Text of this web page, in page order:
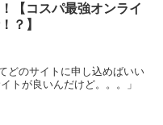
【コスパ最強オンライ
？】
どのサイトに申し込めばいい